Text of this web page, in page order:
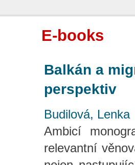
E-books
Balkán a
perspektiv
Budilová, Lenka
Ambicí
relevantní